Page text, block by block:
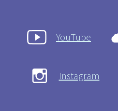
YouTube
Instagram